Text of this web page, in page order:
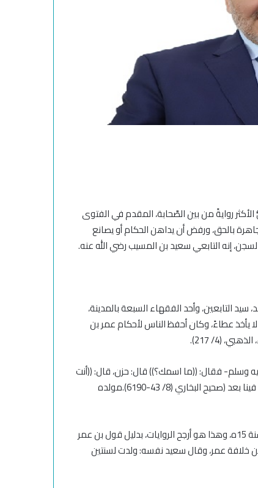
الأكثر روايةً من بين الصَّحابة، المقدم في الفتوى
بالحق، ورفض أن يداهن الحكام أو يصانع
، إنه التابعي سعيد بن المسيب رضي الله عنه.
التابعين، وأحد الفقهاء السبعة بالمدينة،
يأخذ عطاءً، وكان أحفظ الناس لأحكام عمر بن
، الذهبي،(4/ 217)
.
وسلم- فقال: ((ما اسمك؟)) قال: حزن، قال: ((أنت
بعد(صحيح البخاري (8/ 43-6190).
مولده
ولد سعيد في المدينة المنورة بعد استخلاف عمر سنة 13 ه بسنتين أي سنة 15ه، وهذا هو أرجح الروايات، بدليل قول بن عمر
خلافة عمر، وقال سعيد نفسه: ولدت لسنتين